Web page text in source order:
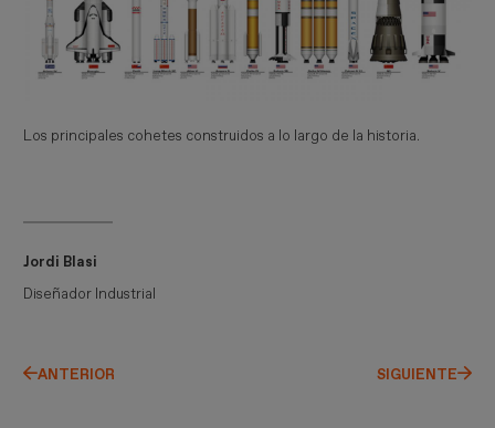
Los principales cohetes construidos a lo largo de la historia.
Jordi Blasi
Diseñador Industrial
ANTERIOR SIGUIENTE